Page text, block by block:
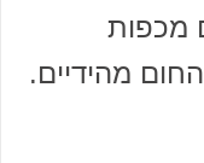
מכפות
מהידיים.